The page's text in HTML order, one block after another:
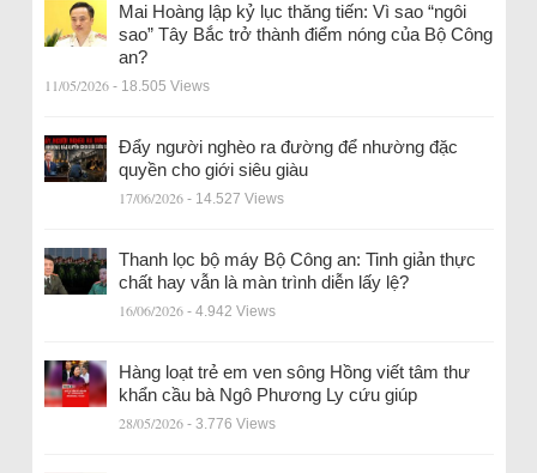
Mai Hoàng lập kỷ lục thăng tiến: Vì sao “ngôi
sao” Tây Bắc trở thành điểm nóng của Bộ Công
an?
11/05/2026 - 18.505 Views
Đẩy người nghèo ra đường để nhường đặc
quyền cho giới siêu giàu
17/06/2026 - 14.527 Views
Thanh lọc bộ máy Bộ Công an: Tinh giản thực
chất hay vẫn là màn trình diễn lấy lệ?
16/06/2026 - 4.942 Views
Hàng loạt trẻ em ven sông Hồng viết tâm thư
khẩn cầu bà Ngô Phương Ly cứu giúp
28/05/2026 - 3.776 Views